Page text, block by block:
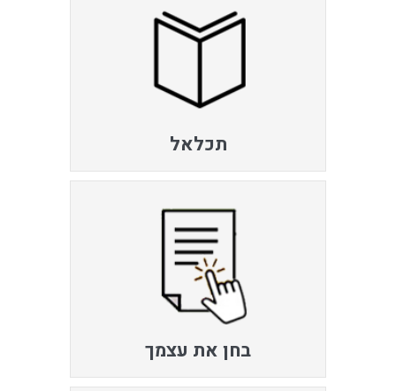
תכלאל
בחן את עצמך